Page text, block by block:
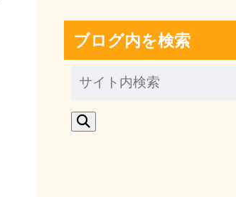
ブログ内を検索